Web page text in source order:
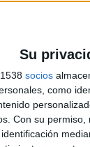
Su
socios
como
Con su permiso,